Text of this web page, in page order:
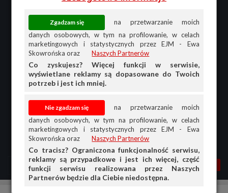
na przetwarzanie moich
danych osobowych, w tym na profilowanie, w celach
marketingowych i statystycznych przez EJM - Ewa
Skowrońska oraz
Naszych Partnerów
Co zyskujesz? Więcej funkcji w serwisie,
wyświetlane reklamy są dopasowane do Twoich
potrzeb i jest ich mniej.
na przetwarzanie moich
danych osobowych, w tym na profilowanie, w celach
marketingowych i statystycznych przez EJM - Ewa
Skowrońska oraz
Naszych Partnerów
Co tracisz? Ograniczona funkcjonalność serwisu,
reklamy są przypadkowe i jest ich więcej, część
funkcji serwisu realizowana przez Naszych
Partnerów będzie dla Ciebie niedostępna.
MENU MOJA AG